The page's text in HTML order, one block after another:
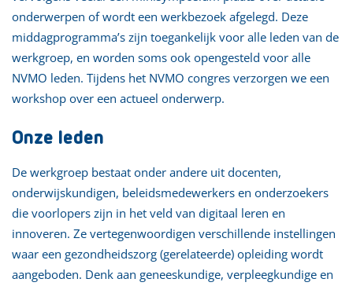
onderwerpen of wordt een werkbezoek afgelegd. Deze
middagprogramma’s zijn toegankelijk voor alle leden van de
werkgroep, en worden soms ook opengesteld voor alle
NVMO leden. Tijdens het NVMO congres verzorgen we een
workshop over een actueel onderwerp.
Onze leden
De werkgroep bestaat onder andere uit docenten,
onderwijskundigen, beleidsmedewerkers en onderzoekers
die voorlopers zijn in het veld van digitaal leren en
innoveren. Ze vertegenwoordigen verschillende instellingen
waar een gezondheidszorg (gerelateerde) opleiding wordt
aangeboden. Denk aan geneeskundige, verpleegkundige en